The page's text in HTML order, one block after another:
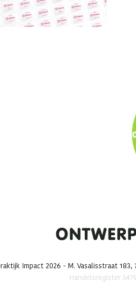
Impact 2026 - M. Vasalisstraat 183,
Handelsregister